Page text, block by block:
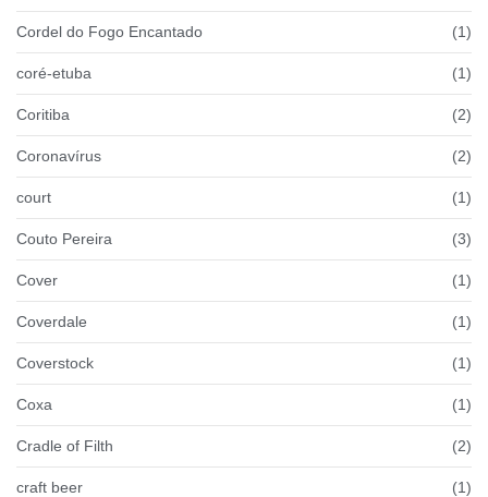
Cordel do Fogo Encantado (1)
coré-etuba (1)
Coritiba (2)
Coronavírus (2)
court (1)
Couto Pereira (3)
Cover (1)
Coverdale (1)
Coverstock (1)
Coxa (1)
Cradle of Filth (2)
craft beer (1)